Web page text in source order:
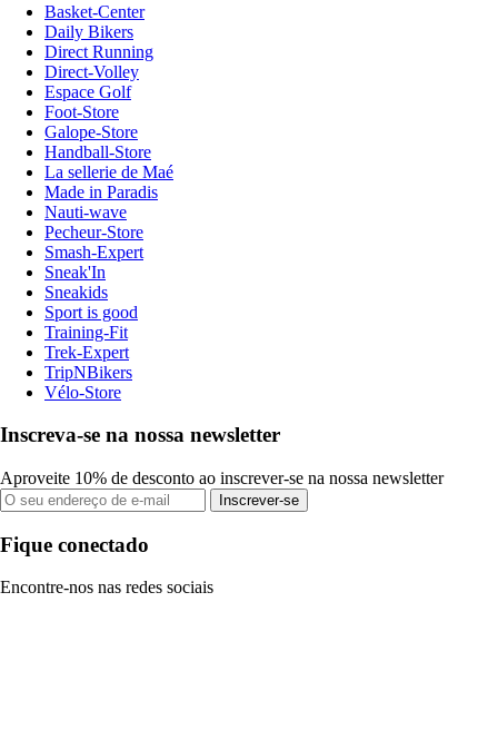
Basket-Center
Daily Bikers
Direct Running
Direct-Volley
Espace Golf
Foot-Store
Galope-Store
Handball-Store
La sellerie de Maé
Made in Paradis
Nauti-wave
Pecheur-Store
Smash-Expert
Sneak'In
Sneakids
Sport is good
Training-Fit
Trek-Expert
TripNBikers
Vélo-Store
Inscreva-se na nossa newsletter
Aproveite 10% de desconto ao inscrever-se na nossa newsletter
Inscrever-se
Fique conectado
Encontre-nos nas redes sociais